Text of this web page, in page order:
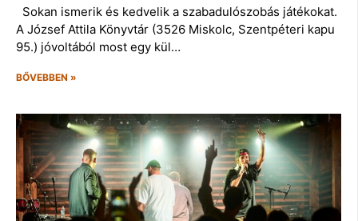
Sokan ismerik és kedvelik a szabadulószobás játékokat.
A József Attila Könyvtár (3526 Miskolc, Szentpéteri kapu
95.) jóvoltából most egy kül…
BŐVEBBEN »